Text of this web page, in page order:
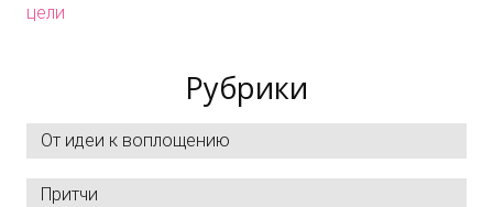
Рубрики
От идеи к воплощению
Притчи